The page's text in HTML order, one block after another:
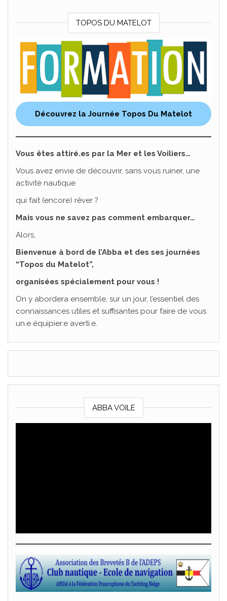
TOPOS DU MATELOT
Découvrez la Journée Topos Du Matelot
Vous êtes attiré.es par la Mer et les Voiliers…
Vous avez envie de découvrir, sans vous ruiner, une
activité nautique
qui fait (encore) rêver ?
Mais vous ne savez pas comment embarquer…
Alors,
Bienvenue à bord de l’Abba et des ses journées
“Topos du Matelot”,
organisées spécialement pour vous !
On y abordera ensemble, sur un jour, l’essentiel des
connaissances utiles et suffisantes pour faire de vous
un.e équipier.e averti.e.
ABBA VOILE